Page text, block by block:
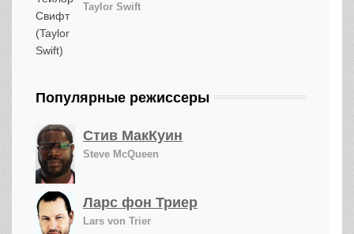
Taylor Swift
Популярные режиссеры
Стив МакКуин
Steve McQueen
Ларс фон Триер
Lars von Trier